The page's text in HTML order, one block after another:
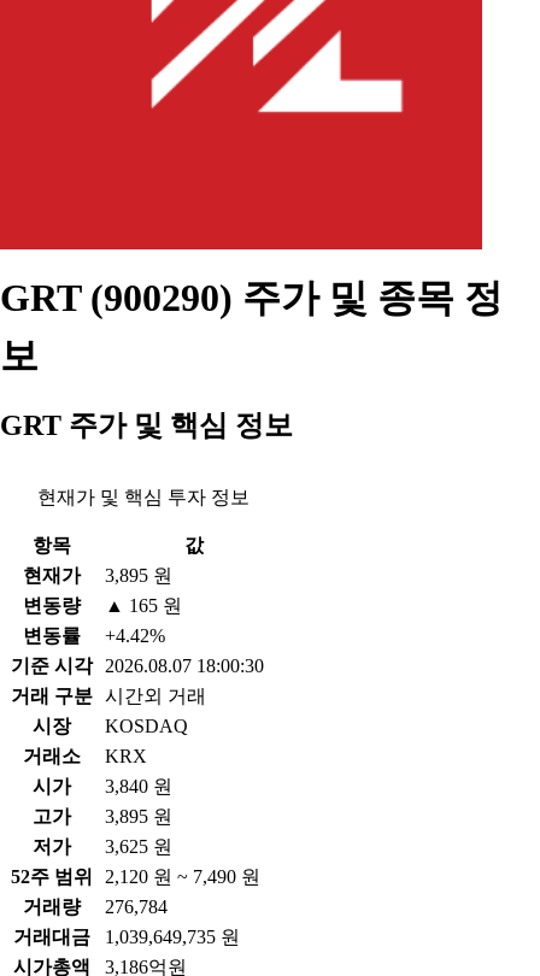
GRT (900290) 주가 및 종목 정
보
GRT 주가 및 핵심 정보
현재가 및 핵심 투자 정보
항목
값
현재가
3,895 원
변동량
▲ 165 원
변동률
+4.42%
기준 시각
2026.08.07 18:00:30
거래 구분 시간외 거래
시장
KOSDAQ
거래소
KRX
시가
3,840 원
고가
3,895 원
저가
3,625 원
52주 범위
2,120 원 ~ 7,490 원
거래량
276,784
거래대금
1,039,649,735 원
시가총액
3,186억원